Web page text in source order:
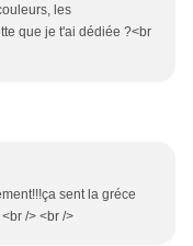
les
que je t'ai dédiée ?<br
sent la gréce
/> <br />